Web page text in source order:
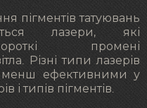
пігментів татуювань
лазери, які
промені
Різні типи лазерів
менш ефективними у
і типів пігментів.